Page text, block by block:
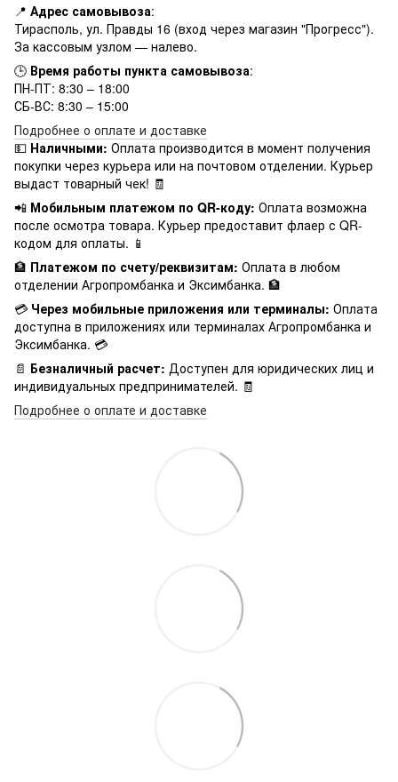
📍 Адрес самовывоза:
Тирасполь, ул. Правды 16 (вход через магазин "Прогресс").
За кассовым узлом — налево.
🕒 Время работы пункта самовывоза:
ПН-ПТ: 8:30 – 18:00
СБ-ВС: 8:30 – 15:00
Подробнее о оплате и доставке
💵 Наличными: Оплата производится в момент получения
покупки через курьера или на почтовом отделении. Курьер
выдаст товарный чек! 🧾
📲 Мобильным платежом по QR-коду: Оплата возможна
после осмотра товара. Курьер предоставит флаер с QR-
кодом для оплаты. 📱
🏦 Платежом по счету/реквизитам: Оплата в любом
отделении Агропромбанка и Эксимбанка. 🏦
💳 Через мобильные приложения или терминалы: Оплата
доступна в приложениях или терминалах Агропромбанка и
Эксимбанка. 💳
📄 Безналичный расчет: Доступен для юридических лиц и
индивидуальных предпринимателей. 🧾
Подробнее о оплате и доставке